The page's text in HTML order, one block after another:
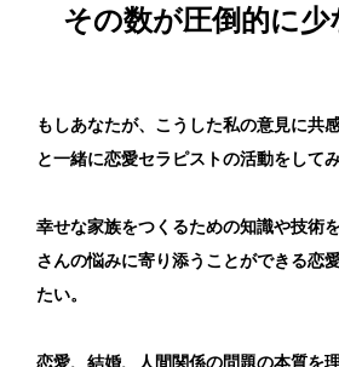
その数が圧倒的に
もしあなたが、こうした私の意見に共
と一緒に恋愛セラピストの活動をして
幸せな家族をつくるための知識や技術
さんの悩みに寄り添うことができる恋
たい。
恋愛、結婚、人間関係の問題の本質を